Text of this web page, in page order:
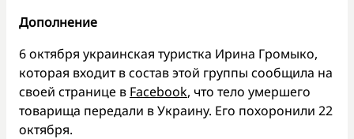
Дополнение
6 октября украинская туристка Ирина Громыко,
которая входит в состав этой группы сообщила на
своей странице в Facebook, что тело умершего
товарища передали в Украину. Его похоронили 22
октября.